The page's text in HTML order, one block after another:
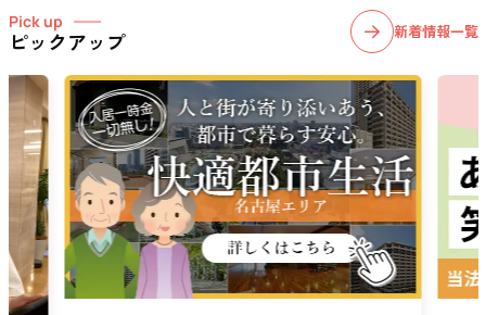
Pick up
ピックアップ 新着情報一覧